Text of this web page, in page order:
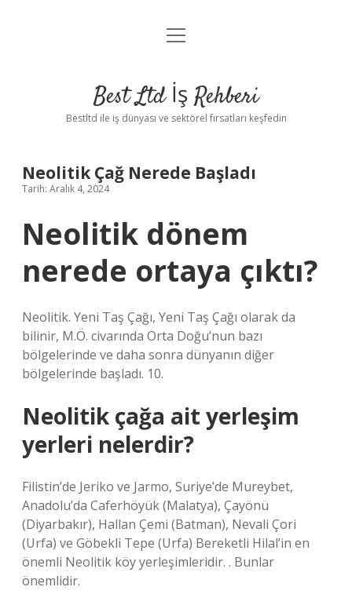
Anasayfa
Yasal Uyarı
menüyü
Best Ltd İş Rehberi
Bestltd ile iş dünyası ve sektörel fırsatları keşfedin
Neolitik Çağ Nerede Başladı
Tarih: Aralık 4, 2024
Neolitik dönem
nerede ortaya çıktı?
Neolitik. Yeni Taş Çağı, Yeni Taş Çağı olarak da
bilinir, M.Ö. civarında Orta Doğu’nun bazı
bölgelerinde ve daha sonra dünyanın diğer
bölgelerinde başladı. 10.
Neolitik çağa ait yerleşim
yerleri nelerdir?
Filistin’de Jeriko ve Jarmo, Suriye’de Mureybet,
Anadolu’da Caferhöyük (Malatya), Çayönü
(Diyarbakır), Hallan Çemi (Batman), Nevali Çori
(Urfa) ve Göbekli Tepe (Urfa) Bereketli Hilal’in en
önemli Neolitik köy yerleşimleridir. . Bunlar
önemlidir.